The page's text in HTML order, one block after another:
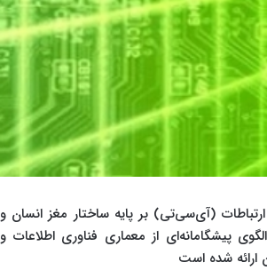
(آی‌سی‌تی) بر پایه ساختار مغز انسان و
پیشگامانه‌ای از معماری فناوری اطلاعات و
ارائه شده است